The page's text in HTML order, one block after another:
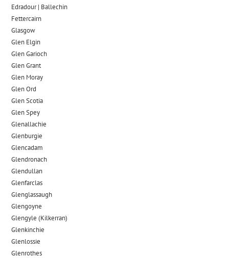
Edradour | Ballechin
Fettercairn
Glasgow
Glen Elgin
Glen Garioch
Glen Grant
Glen Moray
Glen Ord
Glen Scotia
Glen Spey
Glenallachie
Glenburgie
Glencadam
Glendronach
Glendullan
Glenfarclas
Glenglassaugh
Glengoyne
Glengyle (Kilkerran)
Glenkinchie
Glenlossie
Glenrothes